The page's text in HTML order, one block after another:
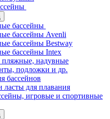
бассейны
бассейны Avenli
бассейны Bestway
бассейны Intex
надувные
подложки и др.
бассейнов
для плавания
игровые и спортивные